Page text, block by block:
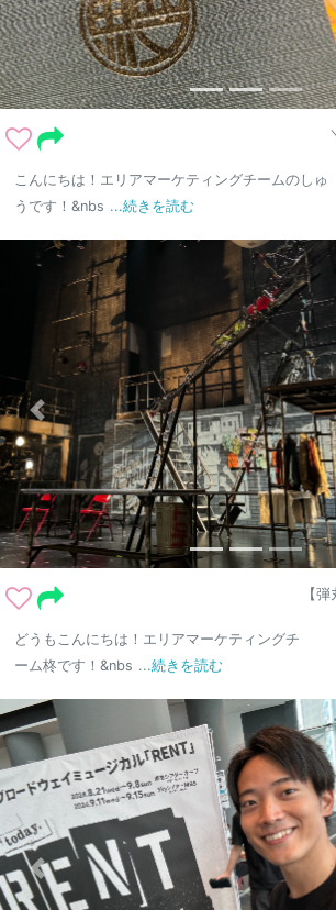
こんにちは！エリアマーケティングチームのしゅ
うです！&nbs ...続きを読む
【
どうもこんにちは！エリアマーケティングチ
ーム柊です！&nbs ...続きを読む